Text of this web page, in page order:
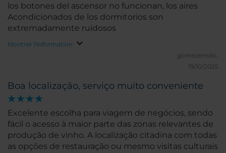
los botones del ascensor no funcionan, los aires
Acondicionados de los dormitorios son
extremadamente ruidosos
Montrer l'information
gomezemilio.
19/10/2025
Boa localização, serviço muito conveniente
Excelente escolha para viagem de negócios, sendo
fácil o acesso à maior parte das zonas relevantes de
produção de vinho. A localização citadina com todas
as opções de restauração ou mesmo visitas culturais